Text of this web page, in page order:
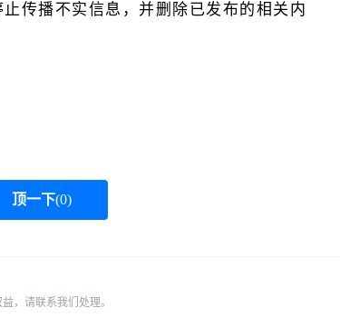
传播不实信息，并删除已发布的相关内
顶一下(0)
，请联系我们处理。